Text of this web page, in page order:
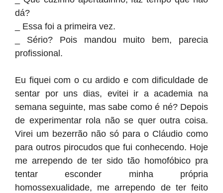
dá?
_ Essa foi a primeira vez.
_ Sério? Pois mandou muito bem, parecia
profissional.
Eu fiquei com o cu ardido e com dificuldade de
sentar por uns dias, evitei ir a academia na
semana seguinte, mas sabe como é né? Depois
de experimentar rola não se quer outra coisa.
Virei um bezerrão não só para o Cláudio como
para outros pirocudos que fui conhecendo. Hoje
me arrependo de ter sido tão homofóbico pra
tentar esconder minha própria
homossexualidade, me arrependo de ter feito